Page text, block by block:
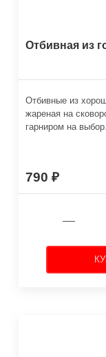
Отбивная из
Отбивные из
жареная на
гарниром на
790